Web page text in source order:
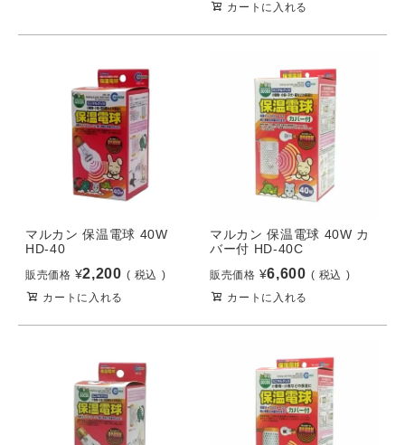
カートに入れる
マルカン 保温電球 40W
HD-40
販売価格 ¥2,200
税込
カートに入れる
マルカン 保温電球 40W カ
バー付 HD-40C
販売価格 ¥6,600
税込
カートに入れる